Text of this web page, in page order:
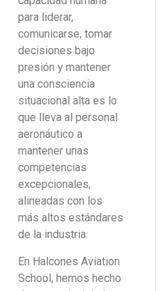
para liderar,
comunicarse, tomar
decisiones bajo
presión y mantener
una consciencia
situacional alta es lo
que lleva al personal
aeronáutico a
mantener unas
competencias
excepcionales,
alineadas con los
más altos estándares
de la industria.
En Halcones Aviation
School, hemos hecho